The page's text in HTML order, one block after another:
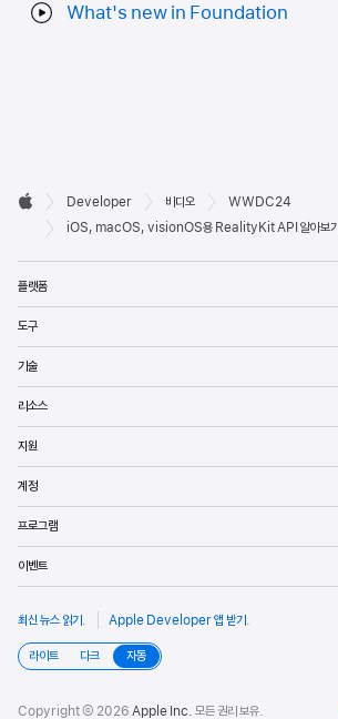
What's new in Foundation
Developer
바닥글

Apple
Developer 비디오
WWDC24
iOS, macOS, visionOS용 RealityKit API 알아보기
플랫폼
도구
기술
리소스
지원
계정
프로그램
이벤트
최신 뉴스 읽기. Apple Developer 앱 받기.
라이트 다크 자동
Copyright © 2026 Apple Inc. 모든 권리 보유.